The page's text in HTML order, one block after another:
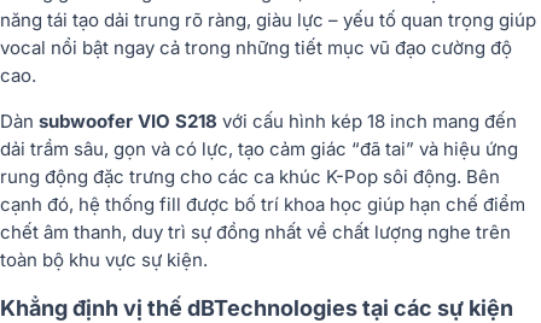
năng tái tạo dải trung rõ ràng, giàu lực – yếu tố quan trọng giúp
vocal nổi bật ngay cả trong những tiết mục vũ đạo cường độ
cao.
Dàn subwoofer VIO S218 với cấu hình kép 18 inch mang đến
dải trầm sâu, gọn và có lực, tạo cảm giác “đã tai” và hiệu ứng
rung động đặc trưng cho các ca khúc K-Pop sôi động. Bên
cạnh đó, hệ thống fill được bố trí khoa học giúp hạn chế điểm
chết âm thanh, duy trì sự đồng nhất về chất lượng nghe trên
toàn bộ khu vực sự kiện.
Khẳng định vị thế dBTechnologies tại các sự kiện